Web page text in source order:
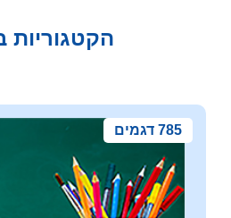
הקטגוריות
785 דגמים